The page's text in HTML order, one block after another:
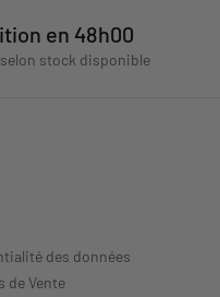
en 48h00
stock disponible
des données
de Vente